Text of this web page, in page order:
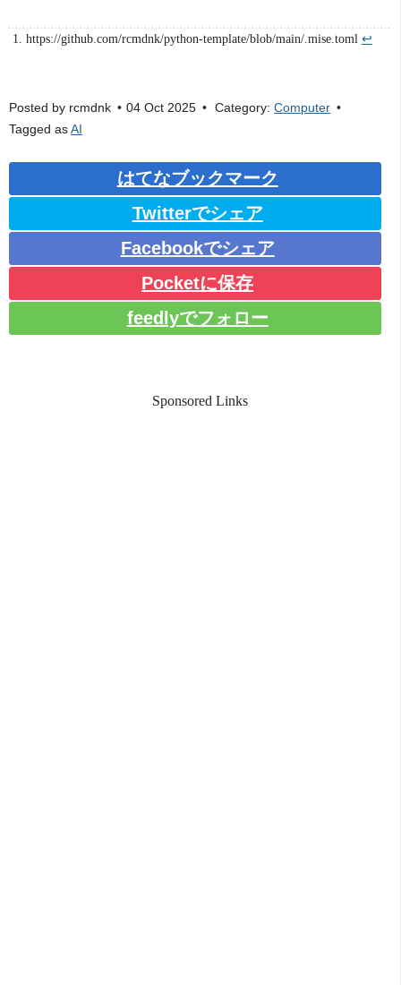
https://github.com/rcmdnk/python-template/blob/main/.mise.toml ↩
Posted by rcmdnk 04 Oct 2025 Category:Computer
Tagged as AI
はてなブックマーク
Twitterでシェア
Facebookでシェア
Pocketに保存
feedlyでフォロー
Sponsored Links